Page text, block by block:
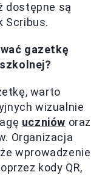
dostępne są
Scribus.
gazetkę
warto
wizualnie
uczniów oraz
Organizacja
wprowadzenie
kody QR,